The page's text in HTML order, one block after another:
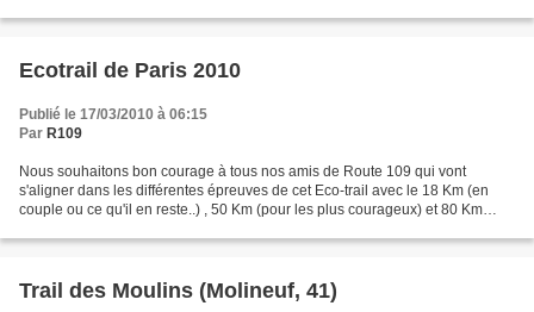
Ecotrail de Paris 2010
Publié le 17/03/2010 à 06:15
Par R109
Nous souhaitons bon courage à tous nos amis de Route 109 qui vont
s'aligner dans les différentes épreuves de cet Eco-trail avec le 18 Km (en
couple ou ce qu'il en reste..) , 50 Km (pour les plus courageux) et 80 Km
Trail des Moulins (Molineuf, 41)